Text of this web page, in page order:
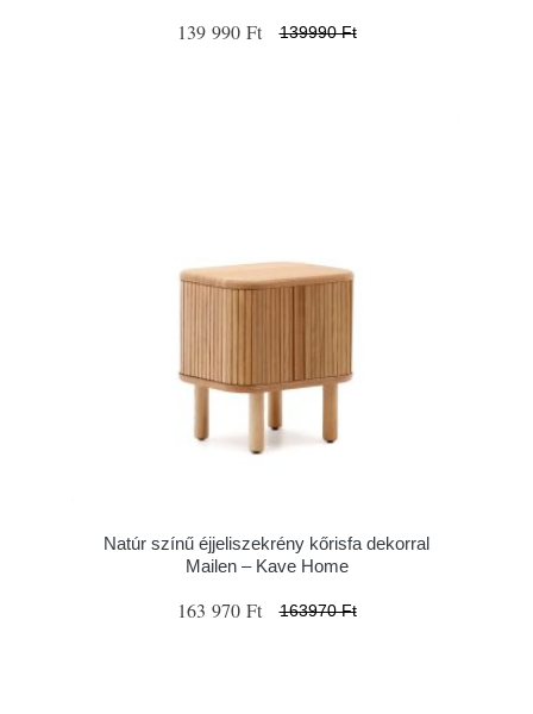
139 990 Ft 139990 Ft
Natúr színű éjjeliszekrény kőrisfa dekorral
Mailen – Kave Home
163 970 Ft 163970 Ft